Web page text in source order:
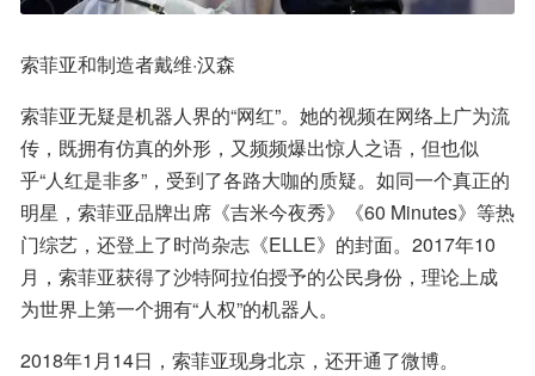
索菲亚和制造者戴维·汉森
索菲亚无疑是机器人界的“网红”。她的视频在网络上广为流
传，既拥有仿真的外形，又频频爆出惊人之语，但也似
乎“人红是非多”，受到了各路大咖的质疑。如同一个真正的
明星，索菲亚品牌出席《吉米今夜秀》《60 Minutes》等热
门综艺，还登上了时尚杂志《ELLE》的封面。2017年10
月，索菲亚获得了沙特阿拉伯授予的公民身份，理论上成
为世界上第一个拥有“人权”的机器人。
2018年1月14日，索菲亚现身北京，还开通了微博。